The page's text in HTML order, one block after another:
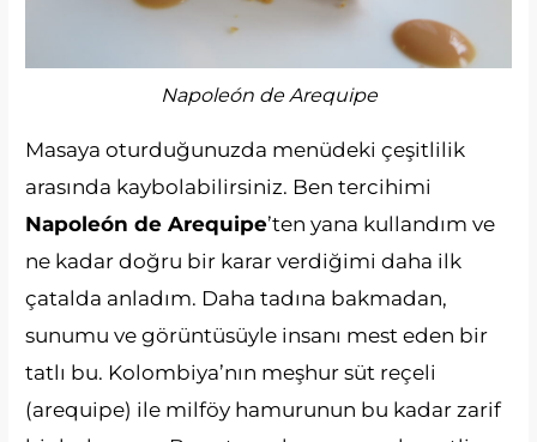
Napoleón de Arequipe
Masaya oturduğunuzda menüdeki çeşitlilik
arasında kaybolabilirsiniz. Ben tercihimi
Napoleón de Arequipe’ten yana kullandım ve
ne kadar doğru bir karar verdiğimi daha ilk
çatalda anladım. Daha tadına bakmadan,
sunumu ve görüntüsüyle insanı mest eden bir
tatlı bu. Kolombiya’nın meşhur süt reçeli
(arequipe) ile milföy hamurunun bu kadar zarif